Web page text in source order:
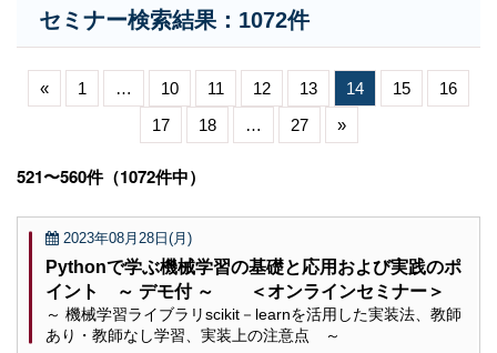
セミナー検索結果：1072件
« 1 … 10 11 12 13 14 15
16
17
18 … 27 »
521〜560件（1072件中）
2023年08月28日(月)
Pythonで学ぶ機械学習の基礎と応用および実践のポ
イント ～ デモ付 ～ ＜オンラインセミナー＞
～ 機械学習ライブラリscikit－learnを活用した実装法、教師
あり・教師なし学習、実装上の注意点 ～